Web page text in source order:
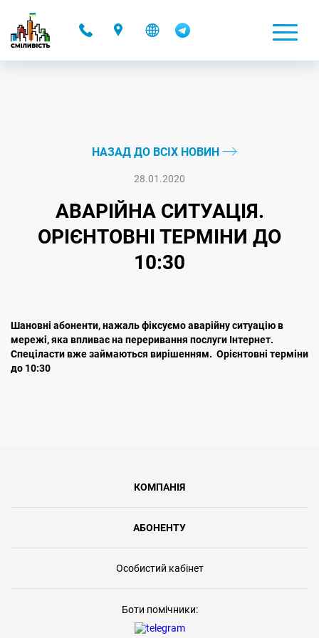
НАЗАД ДО ВСІХ НОВИН
28.01.2020
АВАРІЙНА СИТУАЦІЯ.
ОРІЄНТОВНІ ТЕРМІНИ ДО
10:30
Шановні абоненти, нажаль фіксуємо аварійну ситуацію в
мережі, яка впливає на переривання послуги Інтернет.
Спеціласти вже займаються вирішенням. Орієнтовні терміни
до 10:30
КОМПАНІЯ
АБОНЕНТУ
Особистий кабінет
Боти помічники: